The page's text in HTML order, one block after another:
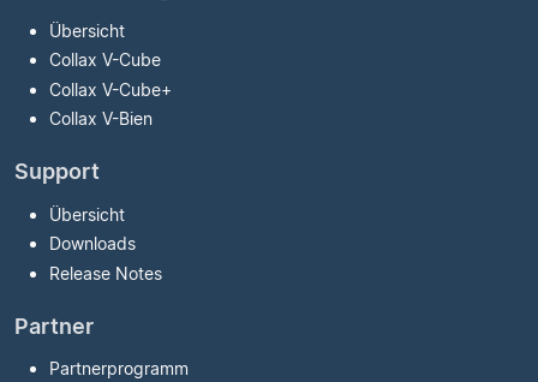
Übersicht
Collax V-Cube
Collax V-Cube+
Collax V-Bien
Support
Übersicht
Downloads
Release Notes
Partner
Partnerprogramm